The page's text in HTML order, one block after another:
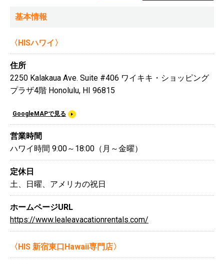
基本情報
〈HISハワイ〉
住所
2250 Kalakaua Ave. Suite #406 ワイキキ・ショッピング
プラザ4階 Honolulu, HI 96815
GoogleMAPで見る
営業時間
ハワイ時間 9:00～18:00（月～金曜）
定休日
土、日曜、アメリカの祝日
ホームページURL
https://www.lealeavacationrentals.com/
〈HIS 新宿東口Hawaii専門店〉